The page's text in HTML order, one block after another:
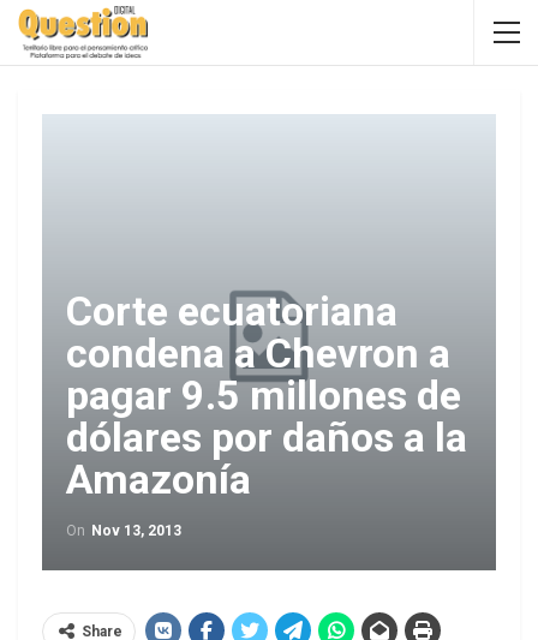
Corte ecuatoriana
condena a Chevron a
pagar 9.5 millones de
dólares por daños a la
Amazonía
On Nov 13, 2013
Share